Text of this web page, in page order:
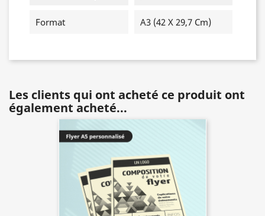
Format A3 (42 X 29,7 Cm)
Les clients qui ont acheté ce produit ont
également acheté...